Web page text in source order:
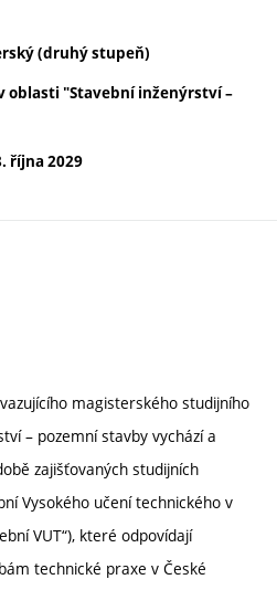
(druhý stupeň)
oblasti "Stavební inženýrství –
října 2029
magisterského studijního
– pozemní stavby vychází a
zajišťovaných studijních
Vysokého učení technického v
VUT“), které odpovídají
technické praxe v České